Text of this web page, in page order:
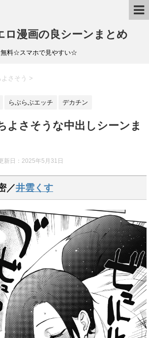
ロ漫画の良シーンまとめ
無料☆スマホで見やすい☆
さそう >
らぶらぶエッチ デカチン
よさそうな中出しシーンま
新日： 2025年5月31日
／井雲くす